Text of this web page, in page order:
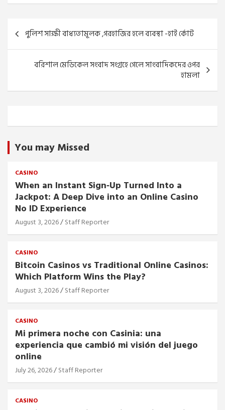
Post
navigation
পুলিশ সাক্ষী বাধ্যতামূলক ,গরহাজির হলে ব্যবস্থা -হাই র্কোট
বরিশাল মেডিকেল সংবাদ সংগ্রহে গেলে সাংবাদিকদের ওপর
হামলা
You may Missed
CASINO
When an Instant Sign‑Up Turned Into a
Jackpot: A Deep Dive into an Online Casino
No ID Experience
August 3, 2026 Staff Reporter
CASINO
Bitcoin Casinos vs Traditional Online Casinos:
Which Platform Wins the Play?
August 3, 2026 Staff Reporter
CASINO
Mi primera noche con Casinia: una
experiencia que cambió mi visión del juego
online
July 26, 2026 Staff Reporter
CASINO